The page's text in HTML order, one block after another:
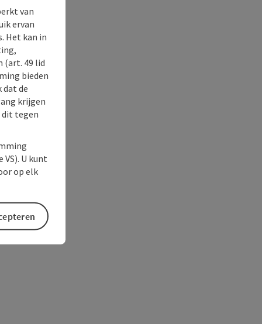
van
ervan
Het kan in
(art. 49 lid
bieden
dat de
krijgen
dit tegen
U kunt
op elk